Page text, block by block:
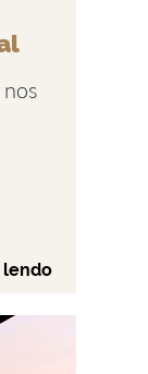
lendo